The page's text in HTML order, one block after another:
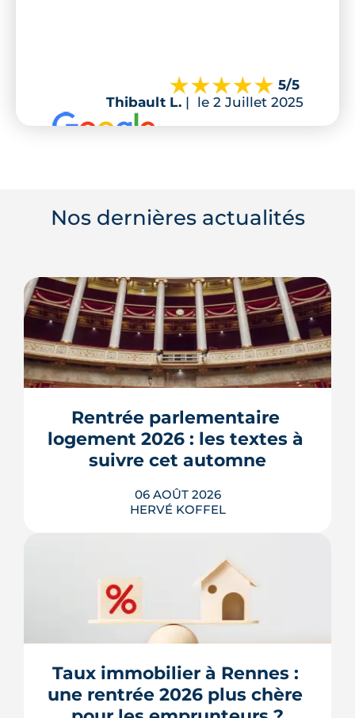
5/5
Thibault L. | le 2 Juillet 2025
Nos dernières actualités
Rentrée parlementaire
logement 2026 : les textes à
suivre cet automne
06 AOÛT 2026
HERVÉ KOFFEL
Après un printemps d'annonces,
l'automne 2026 sera l'heure de vérité
pour le logement. Trois dossiers
parlementaires, du projet de loi
qui devient vraiment applicable pour
les propriétaires, les bailleurs et les
acheteurs.
Taux immobilier à Rennes :
une rentrée 2026 plus chère